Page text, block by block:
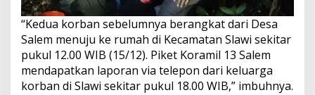
“Kedua korban sebelumnya berangkat dari Desa
Salem menuju ke rumah di Kecamatan Slawi sekitar
pukul 12.00 WIB (15/12). Piket Koramil 13 Salem
mendapatkan laporan via telepon dari keluarga
korban di Slawi sekitar pukul 18.00 WIB,” imbuhnya.